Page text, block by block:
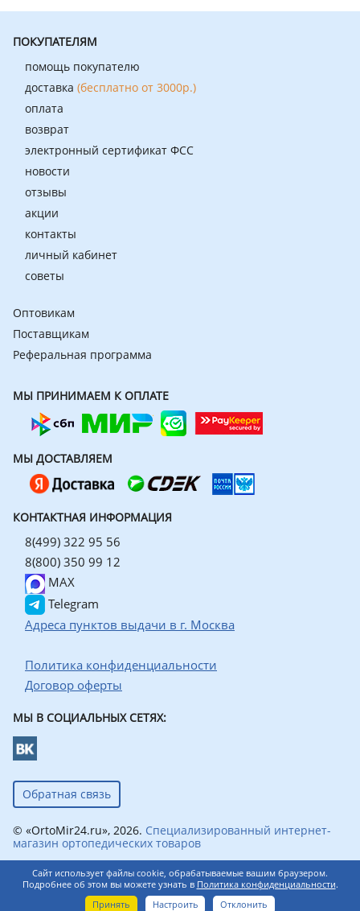
ПОКУПАТЕЛЯМ
помощь покупателю
доставка (бесплатно от 3000р.)
оплата
возврат
электронный сертификат ФСС
новости
отзывы
акции
контакты
личный кабинет
советы
Оптовикам
Поставщикам
Реферальная программа
МЫ ПРИНИМАЕМ К ОПЛАТЕ
МЫ ДОСТАВЛЯЕМ
КОНТАКТНАЯ ИНФОРМАЦИЯ
8(499) 322 95 56
8(800) 350 99 12
MAX
Telegram
Адреса пунктов выдачи в г. Москва
Политика конфиденциальности
Договор оферты
МЫ В СОЦИАЛЬНЫХ СЕТЯХ:
Обратная связь
© «OrtoMir24.ru», 2026. Специализированный интернет-
магазин ортопедических товаров
Сайт использует файлы cookie, обрабатываемые вашим браузером.
Подробнее об этом вы можете узнать в Политика конфиденциальности.
Принять
Настроить Отклонить
0